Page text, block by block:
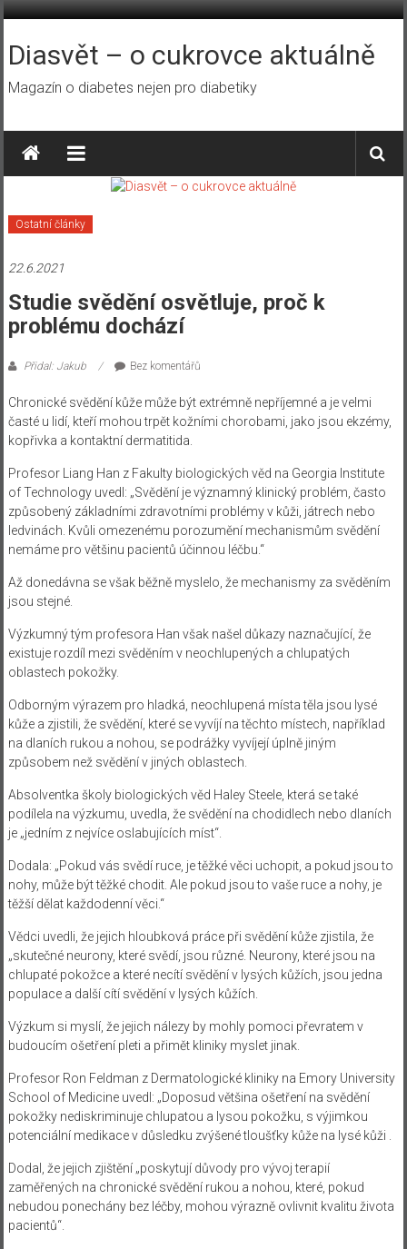
Přeskočit
obsah
Diasvět – o cukrovce aktuálně
Magazín o diabetes nejen pro diabetiky
Ostatní články
22.6.2021
Studie svědění osvětluje, proč k
problému dochází
Přidal: Jakub Bez komentářů
Chronické svědění kůže může být extrémně nepříjemné a je velmi
časté u lidí, kteří mohou trpět kožními chorobami, jako jsou ekzémy,
kopřivka a kontaktní dermatitida.
Profesor Liang Han z Fakulty biologických věd na Georgia Institute
of Technology uvedl: „Svědění je významný klinický problém, často
způsobený základními zdravotními problémy v kůži, játrech nebo
ledvinách. Kvůli omezenému porozumění mechanismům svědění
nemáme pro většinu pacientů účinnou léčbu.“
Až donedávna se však běžně myslelo, že mechanismy za svěděním
jsou stejné.
Výzkumný tým profesora Han však našel důkazy naznačující, že
existuje rozdíl mezi svěděním v neochlupených a chlupatých
oblastech pokožky.
Odborným výrazem pro hladká, neochlupená místa těla jsou lysé
kůže a zjistili, že svědění, které se vyvíjí na těchto místech, například
na dlaních rukou a nohou, se podrážky vyvíjejí úplně jiným
způsobem než svědění v jiných oblastech.
Absolventka školy biologických věd Haley Steele, která se také
podílela na výzkumu, uvedla, že svědění na chodidlech nebo dlaních
je „jedním z nejvíce oslabujících míst“.
Dodala: „Pokud vás svědí ruce, je těžké věci uchopit, a pokud jsou to
nohy, může být těžké chodit. Ale pokud jsou to vaše ruce a nohy, je
těžší dělat každodenní věci.“
Vědci uvedli, že jejich hloubková práce při svědění kůže zjistila, že
„skutečné neurony, které svědí, jsou různé. Neurony, které jsou na
chlupaté pokožce a které necítí svědění v lysých kůžích, jsou jedna
populace a další cítí svědění v lysých kůžích.
Výzkum si myslí, že jejich nálezy by mohly pomoci převratem v
budoucím ošetření pleti a přimět kliniky myslet jinak.
Profesor Ron Feldman z Dermatologické kliniky na Emory University
School of Medicine uvedl: „Doposud většina ošetření na svědění
pokožky nediskriminuje chlupatou a lysou pokožku, s výjimkou
potenciální medikace v důsledku zvýšené tloušťky kůže na lysé kůži .
Dodal, že jejich zjištění „poskytují důvody pro vývoj terapií
zaměřených na chronické svědění rukou a nohou, které, pokud
nebudou ponechány bez léčby, mohou výrazně ovlivnit kvalitu života
pacientů“.